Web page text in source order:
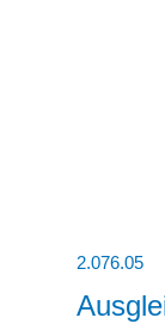
2.076.05